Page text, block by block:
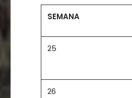
SEMANA
25
26